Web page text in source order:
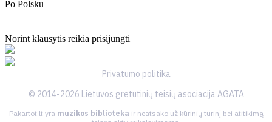
Po Polsku
Norint klausytis reikia prisijungti
Privatumo politika
© 2014-2026 Lietuvos gretutinių teisių asociacija AGATA
Pakartot.lt yra muzikos biblioteka ir neatsako už kūrinių turinį bei atitikimą